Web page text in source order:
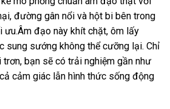
đường gân nổi và hột bi bên trong
ưu.Âm đạo này khít chặt, ôm lấy
sung sướng không thể cưỡng lại. Chỉ
bạn sẽ có trải nghiệm gần như
cảm giác lẫn hình thức sống động